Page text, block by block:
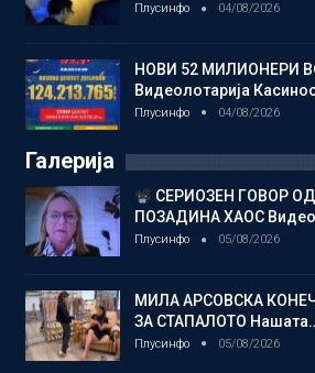
Плусинфо 04/08/2026
НОВИ 52 МИЛИОНЕРИ
Видеолотарија
Плусинфо 04/08/2026
Галерија
СЕРИОЗЕН ГОВОР
ПОЗАДИНА ХАОС
Плусинфо 05/08/2026
МИЛА АРСОВСКА
ЗА СТАПАЛОТО
Плусинфо 05/08/2026